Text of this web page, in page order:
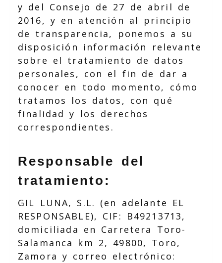
y del Consejo de 27 de abril de
2016, y en atención al principio
de transparencia, ponemos a su
disposición información relevante
sobre el tratamiento de datos
personales, con el fin de dar a
conocer en todo momento, cómo
tratamos los datos, con qué
finalidad y los derechos
correspondientes.
Responsable del
tratamiento:
GIL LUNA, S.L. (en adelante EL
RESPONSABLE), CIF: B49213713,
domiciliada en Carretera Toro-
Salamanca km 2, 49800, Toro,
Zamora y correo electrónico: